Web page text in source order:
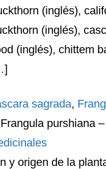
(inglés),
(inglés),
(inglés), chittem
sagrada,
Frangula purshiana
y origen de la